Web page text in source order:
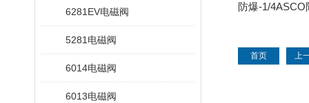
6281EV电磁阀
5281电磁阀
6014电磁阀
6013电磁阀
防爆-1/
首页 上